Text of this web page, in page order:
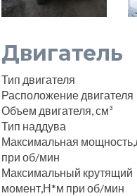
Двигатель
Тип двигателя
Расположение двигателя
Объем двигателя, см³
Тип наддува
Максимальная
при об/мин
Максимальный крутящий
момент,Н*м при об/мин